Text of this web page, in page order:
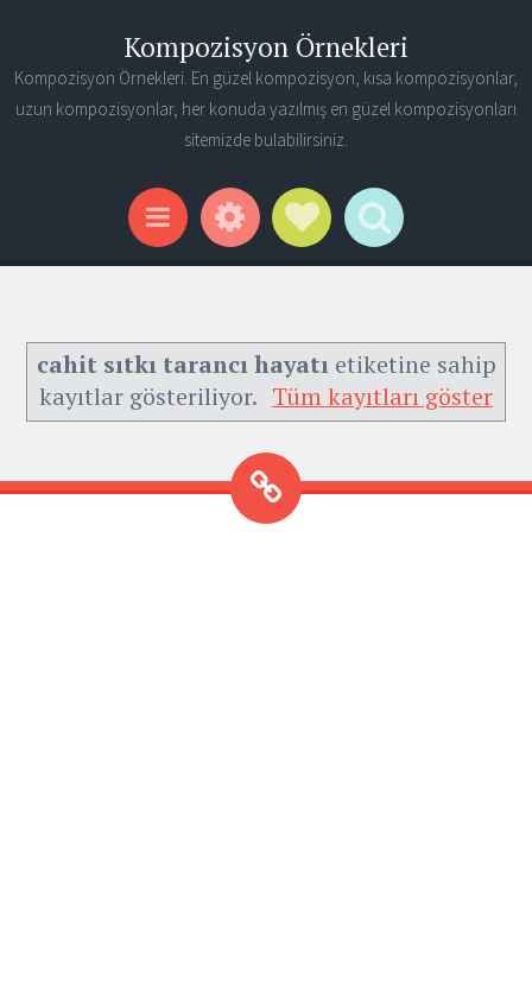
Kompozisyon Örnekleri
Kompozisyon Örnekleri. En güzel kompozisyon, kısa kompozisyonlar,
uzun kompozisyonlar, her konuda yazılmış en güzel kompozisyonları
sitemizde bulabilirsiniz.
Menu WidgetsSocial Links
Search
cahit sıtkı tarancı hayatıetiketine sahip
kayıtlar gösteriliyor. Tüm kayıtları göster